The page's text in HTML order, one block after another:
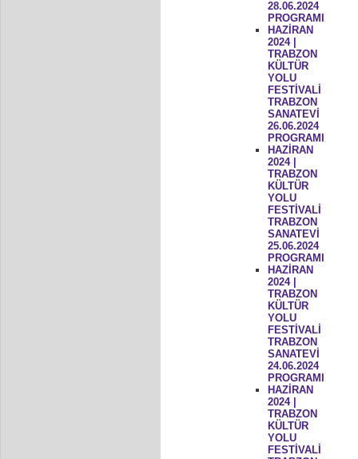
28.06.2024
PROGRAMI
HAZİRAN
2024 |
TRABZON
KÜLTÜR
YOLU
FESTİVALİ
TRABZON
SANATEVİ
26.06.2024
PROGRAMI
HAZİRAN
2024 |
TRABZON
KÜLTÜR
YOLU
FESTİVALİ
TRABZON
SANATEVİ
25.06.2024
PROGRAMI
HAZİRAN
2024 |
TRABZON
KÜLTÜR
YOLU
FESTİVALİ
TRABZON
SANATEVİ
24.06.2024
PROGRAMI
HAZİRAN
2024 |
TRABZON
KÜLTÜR
YOLU
FESTİVALİ